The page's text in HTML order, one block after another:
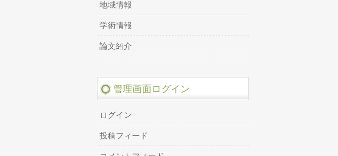
地域情報
学術情報
論文紹介
管理画面ログイン
ログイン
投稿フィード